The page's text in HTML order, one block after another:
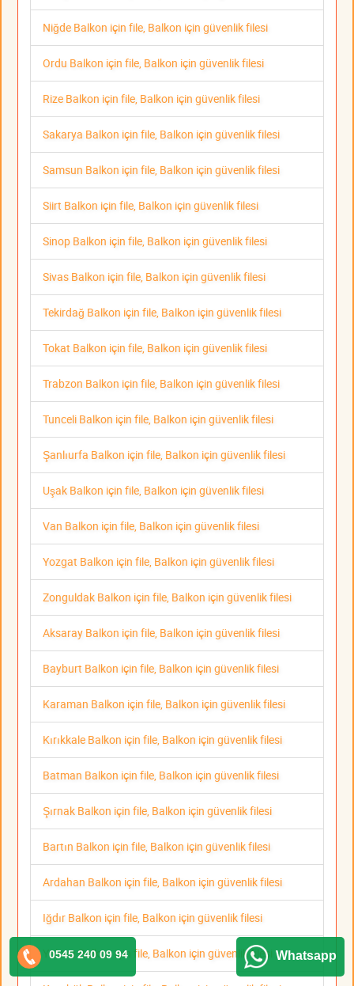
Niğde Balkon için file, Balkon için güvenlik filesi
Ordu Balkon için file, Balkon için güvenlik filesi
Rize Balkon için file, Balkon için güvenlik filesi
Sakarya Balkon için file, Balkon için güvenlik filesi
Samsun Balkon için file, Balkon için güvenlik filesi
Siirt Balkon için file, Balkon için güvenlik filesi
Sinop Balkon için file, Balkon için güvenlik filesi
Sivas Balkon için file, Balkon için güvenlik filesi
Tekirdağ Balkon için file, Balkon için güvenlik filesi
Tokat Balkon için file, Balkon için güvenlik filesi
Trabzon Balkon için file, Balkon için güvenlik filesi
Tunceli Balkon için file, Balkon için güvenlik filesi
Şanlıurfa Balkon için file, Balkon için güvenlik filesi
Uşak Balkon için file, Balkon için güvenlik filesi
Van Balkon için file, Balkon için güvenlik filesi
Yozgat Balkon için file, Balkon için güvenlik filesi
Zonguldak Balkon için file, Balkon için güvenlik filesi
Aksaray Balkon için file, Balkon için güvenlik filesi
Bayburt Balkon için file, Balkon için güvenlik filesi
Karaman Balkon için file, Balkon için güvenlik filesi
Kırıkkale Balkon için file, Balkon için güvenlik filesi
Batman Balkon için file, Balkon için güvenlik filesi
Şırnak Balkon için file, Balkon için güvenlik filesi
Bartın Balkon için file, Balkon için güvenlik filesi
Ardahan Balkon için file, Balkon için güvenlik filesi
Iğdır Balkon için file, Balkon için güvenlik filesi
Yalova Balkon için file, Balkon için güvenlik filesi
0545 240 09 94 Whatsapp